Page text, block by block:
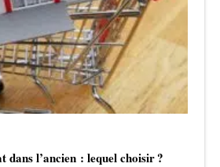
dans l’ancien : lequel choisir ?